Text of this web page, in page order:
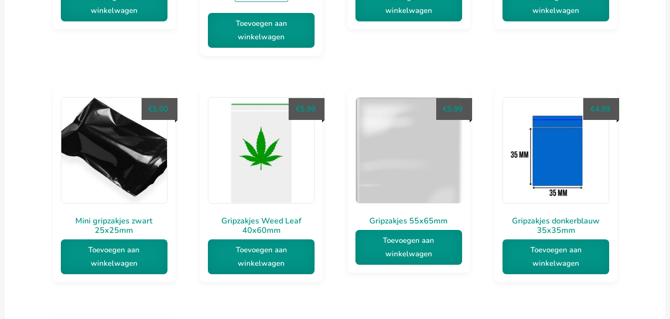
winkelwagen
Toevoegen aan
winkelwagen
winkelwagen
winkelwagen
Mini gripzakjes zwart
25x25mm
€5.00
Toevoegen aan
winkelwagen
Gripzakjes Weed Leaf
40x60mm
€5.99
Toevoegen aan
winkelwagen
Gripzakjes 55x65mm
€5.99
Toevoegen aan
winkelwagen
Gripzakjes donkerblauw
35x35mm
€4.99
Toevoegen aan
winkelwagen